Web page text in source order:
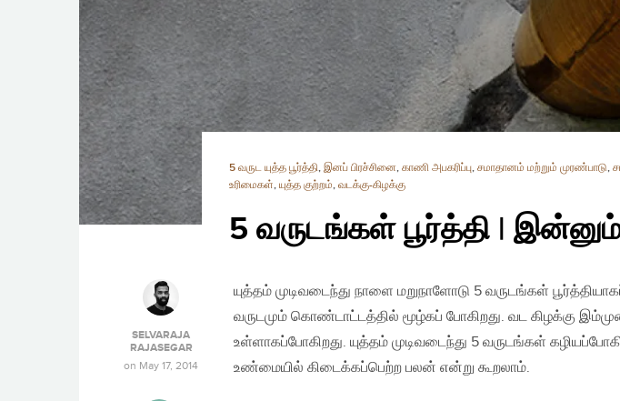
5 வருட யுத்த பூர்த்தி, இனப் பிரச்சினை, காணி அபகரிப்பு, சமாதானம் மற்றும் முரண்பாடு,
உரிமைகள், யுத்த குற்றம், வடக்கு-கிழக்கு
5 வருடங்கள் பூர்த்தி | இன்னும்
SELVARAJA
RAJASEGAR
on May 17, 2014
யுத்தம் முடிவடைந்து நாளை மறுநாளோடு 5 வருடங்கள்
வருடமும் கொண்டாட்டத்தில் மூழ்கப் போகிறது. வட கிழக்கு
உள்ளாகப்போகிறது. யுத்தம் முடிவடைந்து 5 வருடங்கள்
உண்மையில் கிடைக்கப்பெற்ற பலன் என்று கூறலாம்.